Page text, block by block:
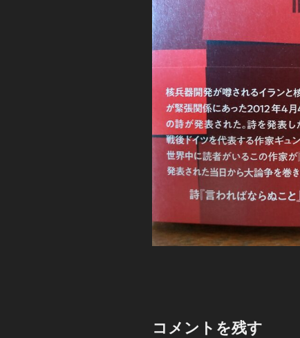
コメントを残す